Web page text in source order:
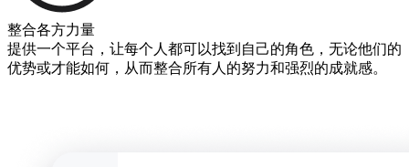
整合各方力量
提供一个平台，让每个人都可以找到自己的角色，无论他们的
优势或才能如何，从而整合所有人的努力和强烈的成就感。